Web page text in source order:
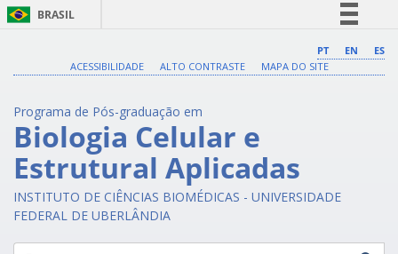
BRASIL
Comunica BR
Legislação
Canais
PT EN
ES
ACESSIBILIDADE
ALTO CONTRASTE MAPA DO SITE
Programa de Pós-graduação em
Biologia Celular e
Estrutural Aplicadas
INSTITUTO DE CIÊNCIAS BIOMÉDICAS - UNIVERSIDADE
FEDERAL DE UBERLÂNDIA